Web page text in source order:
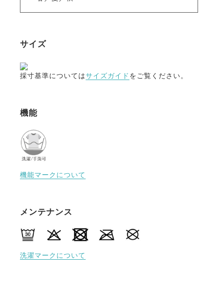
サイズ
採寸基準についてはサイズガイド をご覧ください。
機能
機能マークについて
メンテナンス
洗濯マークについて